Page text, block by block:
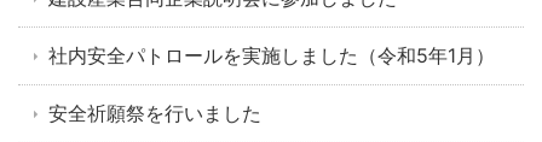
社内安全パトロールを実施しました（令和5年1月）
安全祈願祭を行いました